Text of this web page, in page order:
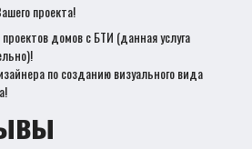
проекта!
домов с БТИ (данная услуга
по созданию визуального вида